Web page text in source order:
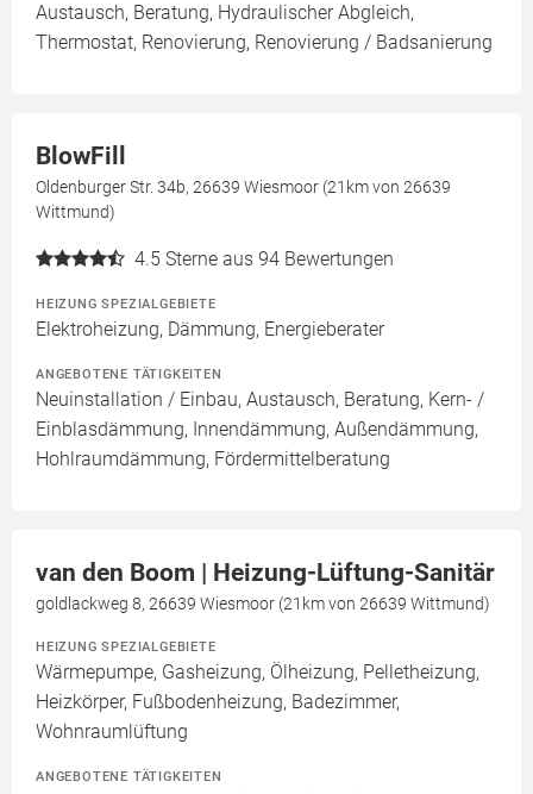
Austausch, Beratung, Hydraulischer Abgleich,
Thermostat, Renovierung, Renovierung / Badsanierung
BlowFill
Oldenburger Str. 34b, 26639 Wiesmoor (21km von 26639
Wittmund)
4.5 Sterne aus 94 Bewertungen
HEIZUNG SPEZIALGEBIETE
Elektroheizung, Dämmung, Energieberater
ANGEBOTENE TÄTIGKEITEN
Neuinstallation / Einbau, Austausch, Beratung, Kern- /
Einblasdämmung, Innendämmung, Außendämmung,
Hohlraumdämmung, Fördermittelberatung
van den Boom | Heizung-Lüftung-Sanitär
goldlackweg 8, 26639 Wiesmoor (21km von 26639 Wittmund)
HEIZUNG SPEZIALGEBIETE
Wärmepumpe, Gasheizung, Ölheizung, Pelletheizung,
Heizkörper, Fußbodenheizung, Badezimmer,
Wohnraumlüftung
ANGEBOTENE TÄTIGKEITEN